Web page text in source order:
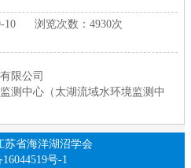
10 浏览次数：4930次
限公司
测中心（太湖流域水环境监测中
苏省海洋湖沼学会
号-1